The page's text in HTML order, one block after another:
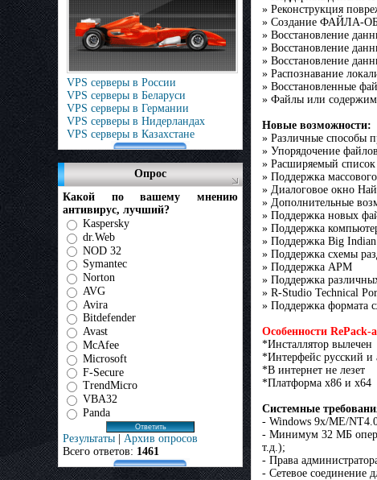
VPS серверы в России
VPS серверы в Беларуси
VPS серверы в Германии
VPS серверы в Нидерландах
VPS серверы в Казахстане
Опрос
Какой по вашему мнению
антивирус, лучший?
Kaspersky
dr.Web
NOD 32
Symantec
Norton
AVG
Avira
Bitdefender
Avast
McAfee
Microsoft
F-Secure
TrendMicro
VBA32
Panda
Результаты | Архив опросов
Всего ответов: 1461
» Реконструкция
» Создание ФАЙЛА-
» Восстановление
» Восстановление
» Восстановление
» Распознавание
» Восстановленные
» Файлы или
Новые возможности:
» Различные способы
» Упорядочение файлов
» Расширяемый
» Поддержка
» Диалоговое окно
» Дополнительные
» Поддержка новых
» Поддержка
» Поддержка Big
» Поддержка схемы
» Поддержка APM
» Поддержка
» R-Studio Technical
» Поддержка формата
Особенности RePack-
*Инсталлятор вылечен
*Интерфейс русский и
*В интернет не лезет
*Платформа x86 и x64
Системные
- Windows 9x/ME/
- Минимум 32 МБ
т.д.);
- Права
- Сетевое соединение